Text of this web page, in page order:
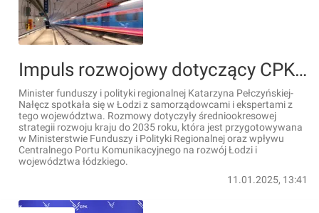
Impuls rozwojowy dotyczący CPK powinien pójść w kierunku Łodzi
Minister funduszy i polityki regionalnej Katarzyna Pełczyńskiej-
Nałęcz spotkała się w Łodzi z samorządowcami i ekspertami z
tego województwa. Rozmowy dotyczyły średniookresowej
strategii rozwoju kraju do 2035 roku, która jest przygotowywana
w Ministerstwie Funduszy i Polityki Regionalnej oraz wpływu
Centralnego Portu Komunikacyjnego na rozwój Łodzi i
województwa łódzkiego.
11.01.2025, 13:41